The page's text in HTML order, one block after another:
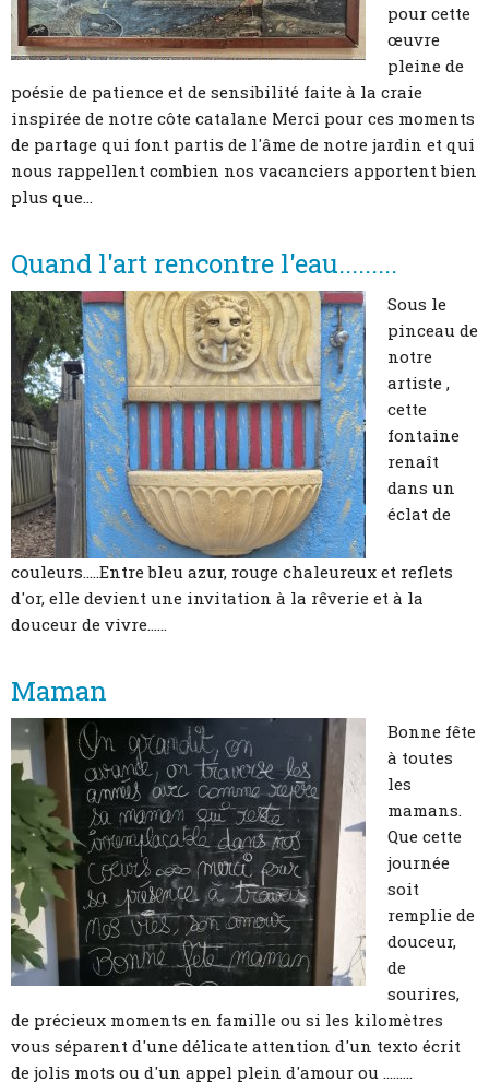
pour cette
œuvre
pleine de
poésie de patience et de sensibilité faite à la craie
inspirée de notre côte catalane Merci pour ces moments
de partage qui font partis de l'âme de notre jardin et qui
nous rappellent combien nos vacanciers apportent bien
plus que...
Quand l'art rencontre l'eau.........
Sous le
pinceau de
notre
artiste ,
cette
fontaine
renaît
dans un
éclat de
couleurs.....Entre bleu azur, rouge chaleureux et reflets
d'or, elle devient une invitation à la rêverie et à la
douceur de vivre......
Maman
Bonne fête
à toutes
les
mamans.
Que cette
journée
soit
remplie de
douceur,
de
sourires,
de précieux moments en famille ou si les kilomètres
vous séparent d'une délicate attention d'un texto écrit
de jolis mots ou d'un appel plein d'amour ou .........